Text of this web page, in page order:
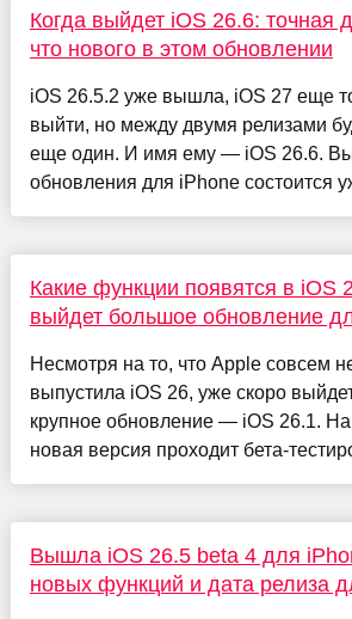
Когда выйдет iOS 26.6: точная
что нового в этом обновлении
iOS 26.5.2 уже вышла, iOS 27 еще
выйти, но между двумя релизами
еще один. И имя ему — iOS 26.6.
обновления для iPhone состоится
Какие функции появятся в iOS
выйдет большое обновление
Несмотря на то, что Apple совсем
выпустила iOS 26, уже скоро
крупное обновление — iOS 26.1.
новая версия проходит бета-
Вышла iOS 26.5 beta 4 для
новых функций и дата релиза